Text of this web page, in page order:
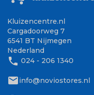
Kluizencentre.nl
Cargadoorweg 7
6541 BT Nijmegen
Nederland
phone 024 - 206 1340
mailinfo@noviostores.nl